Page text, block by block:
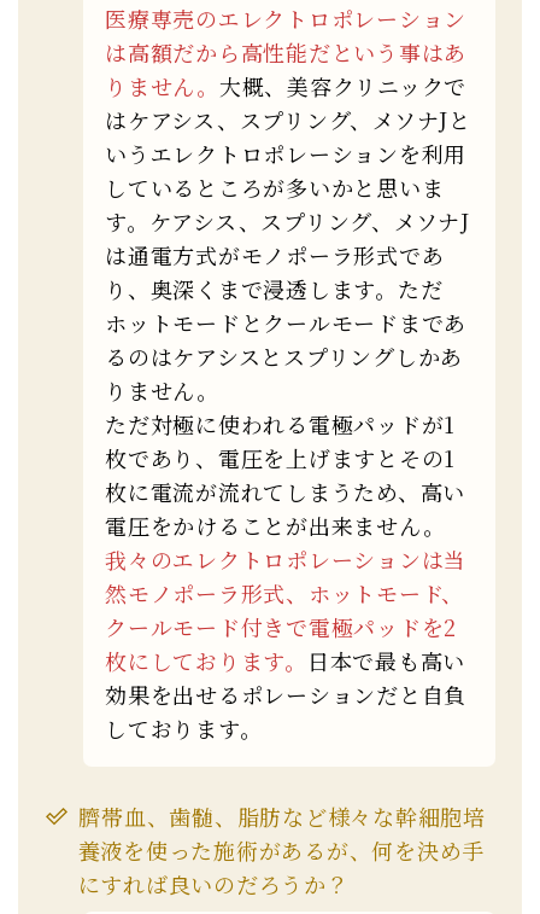
医療専売のエレクトロポレーション
は高額だから高性能だという事はあ
りません。 大概、美容クリニックで
はケアシス、スプリング、メソナJと
いうエレクトロポレーションを利用
しているところが多いかと思いま
す。ケアシス、スプリング、メソナJ
は通電方式がモノポーラ形式であ
り、奥深くまで浸透します。ただ
ホットモードとクールモードまであ
るのはケアシスとスプリングしかあ
りません。
ただ対極に使われる電極パッドが1
枚であり、電圧を上げますとその1
枚に電流が流れてしまうため、高い
電圧をかけることが出来ません。
我々のエレクトロポレーションは当
然モノポーラ形式、ホットモード、
クールモード付きで電極パッドを2
枚にしております。
日本で最も高い
効果を出せるポレーションだと自負
しております。
臍帯血、歯髄、脂肪など様々な幹細胞培
養液を使った施術があるが、何を決め手
にすれば良いのだろうか？